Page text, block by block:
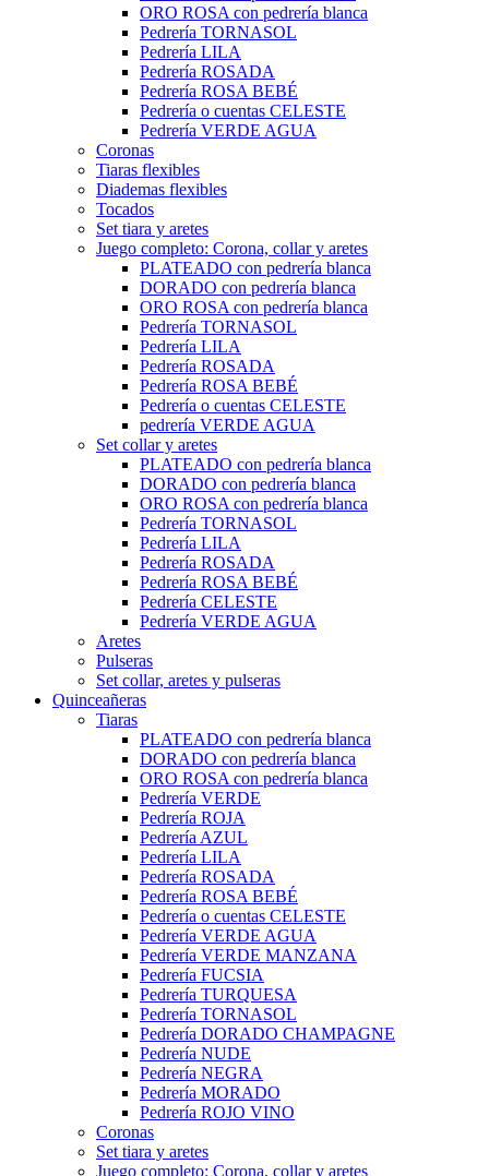
ORO ROSA con pedrería blanca
Pedrería TORNASOL
Pedrería LILA
Pedrería ROSADA
Pedrería ROSA BEBÉ
Pedrería o cuentas CELESTE
Pedrería VERDE AGUA
Coronas
Tiaras flexibles
Diademas flexibles
Tocados
Set tiara y aretes
Juego completo: Corona, collar y aretes
PLATEADO con pedrería blanca
DORADO con pedrería blanca
ORO ROSA con pedrería blanca
Pedrería TORNASOL
Pedrería LILA
Pedrería ROSADA
Pedrería ROSA BEBÉ
Pedrería o cuentas CELESTE
pedrería VERDE AGUA
Set collar y aretes
PLATEADO con pedrería blanca
DORADO con pedrería blanca
ORO ROSA con pedrería blanca
Pedrería TORNASOL
Pedrería LILA
Pedrería ROSADA
Pedrería ROSA BEBÉ
Pedrería CELESTE
Pedrería VERDE AGUA
Aretes
Pulseras
Set collar, aretes y pulseras
Quinceañeras
Tiaras
PLATEADO con pedrería blanca
DORADO con pedrería blanca
ORO ROSA con pedrería blanca
Pedrería VERDE
Pedrería ROJA
Pedrería AZUL
Pedrería LILA
Pedrería ROSADA
Pedrería ROSA BEBÉ
Pedrería o cuentas CELESTE
Pedrería VERDE AGUA
Pedrería VERDE MANZANA
Pedrería FUCSIA
Pedrería TURQUESA
Pedrería TORNASOL
Pedrería DORADO CHAMPAGNE
Pedrería NUDE
Pedrería NEGRA
Pedrería MORADO
Pedrería ROJO VINO
Coronas
Set tiara y aretes
Juego completo: Corona, collar y aretes